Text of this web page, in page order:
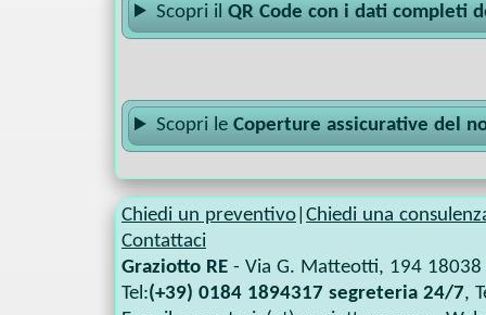
Scopri ilQR Code con i dati completi
Scopri leCoperture assicurative del
Chiedi un preventivo Chiedi una
Contattaci
Graziotto RE - Via G. Matteotti, 194 18038
Tel:(+39) 0184 1894317 segreteria 24/7,